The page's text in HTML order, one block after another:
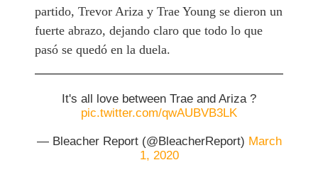
partido, Trevor Ariza y Trae Young se dieron un
fuerte abrazo, dejando claro que todo lo que
pasó se quedó en la duela.
It's all love between Trae and Ariza ?
pic.twitter.com/qwAUBVB3LK
— Bleacher Report (@BleacherReport) March
1, 2020